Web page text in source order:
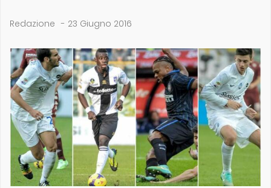
Redazione - 23 Giugno 2016